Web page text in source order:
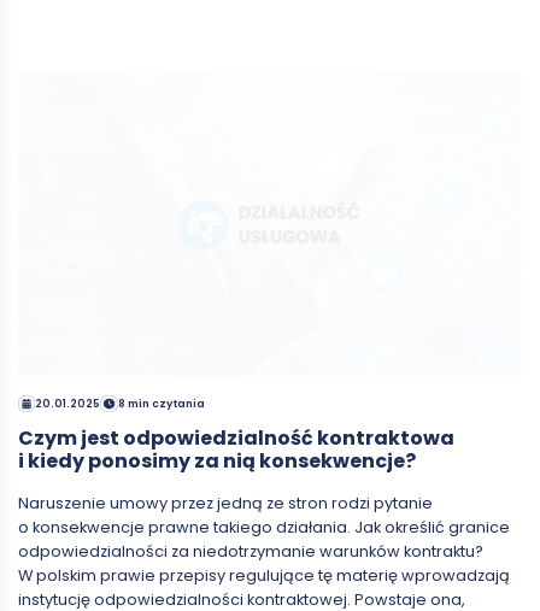
20.01.2025 8 min czytania
Czym jest odpowiedzialność kontraktowa
i kiedy ponosimy za nią konsekwencje?
Naruszenie umowy przez jedną ze stron rodzi pytanie
o konsekwencje prawne takiego działania. Jak określić granice
odpowiedzialności za niedotrzymanie warunków kontraktu?
W polskim prawie przepisy regulujące tę materię wprowadzają
instytucję odpowiedzialności kontraktowej. Powstaje ona,